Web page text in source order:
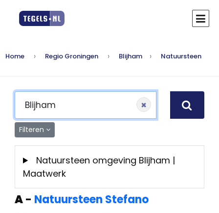
Home Regio Groningen Blijham Natuursteen
×
Filteren
Natuursteen omgeving Blijham |
Maatwerk
A- Natuursteen Stefano